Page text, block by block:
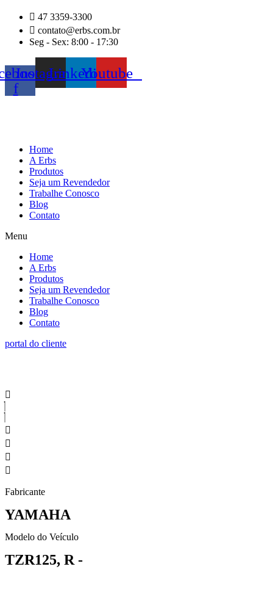
conteúdo
47 3359-3300
contato@erbs.com.br
Seg - Sex: 8:00 - 17:30
f
InstagramLinkedinYoutube
Home
A Erbs
Produtos
Seja um Revendedor
Trabalhe Conosco
Blog
Contato
Menu
Home
A Erbs
Produtos
Seja um Revendedor
Trabalhe Conosco
Blog
Contato
portal do cliente
Fabricante
YAMAHA
Modelo do Veículo
TZR125, R -